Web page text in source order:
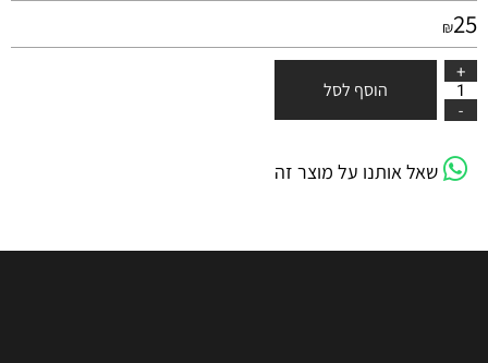
₪25
הוסף לסל
שאל אותנו על מוצר זה